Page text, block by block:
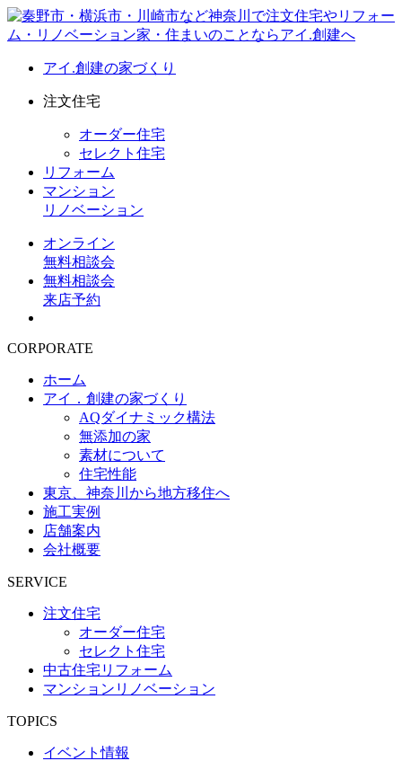
アイ.創建の家づくり
注文住宅
オーダー住宅
セレクト住宅
リフォーム
マンション
リノベーション
オンライン
無料相談会
無料相談会
来店予約
CORPORATE
ホーム
アイ．創建の家づくり
AQダイナミック構法
無添加の家
素材について
住宅性能
東京、神奈川から地方移住へ
施工実例
店舗案内
会社概要
SERVICE
注文住宅
オーダー住宅
セレクト住宅
中古住宅リフォーム
マンションリノベーション
TOPICS
イベント情報